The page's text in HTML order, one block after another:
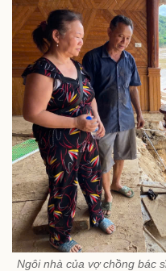
Ngôi nhà của vợ chồng bác